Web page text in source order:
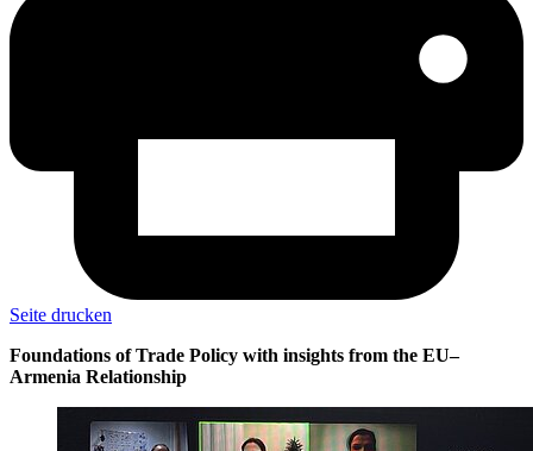
Seite drucken
Foundations of Trade Policy with insights from the EU–
Armenia Relationship